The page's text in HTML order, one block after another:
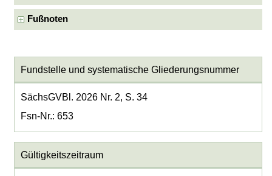
Fußnoten
Fundstelle und systematische Gliederungsnummer
SächsGVBl. 2026 Nr. 2, S. 34
Fsn-Nr.: 653
Gültigkeitszeitraum